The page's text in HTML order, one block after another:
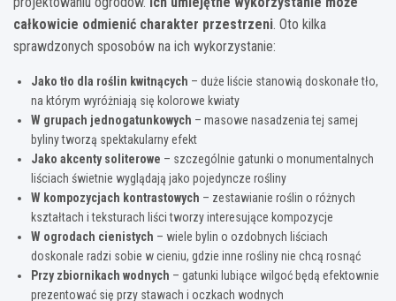
całkowicie odmienić charakter przestrzeni. Oto kilka
sprawdzonych sposobów na ich wykorzystanie:
Jako tło dla roślin kwitnących – duże liście stanowią doskonałe tło,
na którym wyróżniają się kolorowe kwiaty
W grupach jednogatunkowych – masowe nasadzenia tej samej
byliny tworzą spektakularny efekt
Jako akcenty soliterowe – szczególnie gatunki o monumentalnych
liściach świetnie wyglądają jako pojedyncze rośliny
W kompozycjach kontrastowych – zestawianie roślin o różnych
kształtach i teksturach liści tworzy interesujące kompozycje
W ogrodach cienistych – wiele bylin o ozdobnych liściach
doskonale radzi sobie w cieniu, gdzie inne rośliny nie chcą rosnąć
Przy zbiornikach wodnych – gatunki lubiące wilgoć będą efektownie
prezentować się przy stawach i oczkach wodnych